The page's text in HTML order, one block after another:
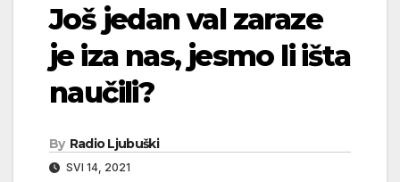
Još jedan val zaraze
je iza nas, jesmo li išta
naučili?
By Radio Ljubuški
SVI 14, 2021